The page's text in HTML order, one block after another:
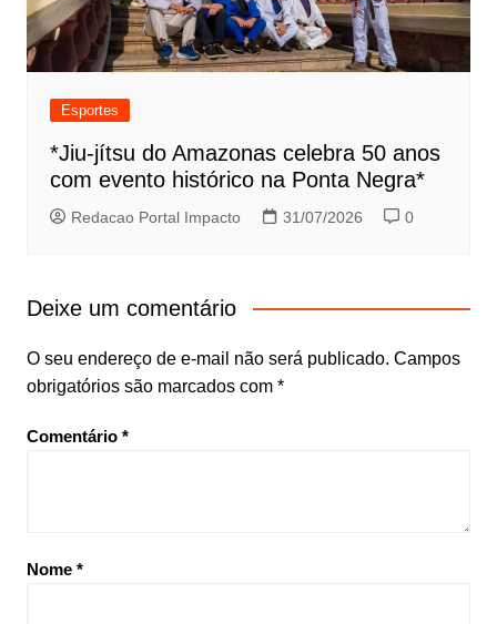
Esportes
*Jiu-jítsu do Amazonas celebra 50 anos
com evento histórico na Ponta Negra*
Redacao Portal Impacto 31/07/2026 0
Deixe um comentário
O seu endereço de e-mail não será publicado. Campos
obrigatórios são marcados com *
Comentário *
Nome *